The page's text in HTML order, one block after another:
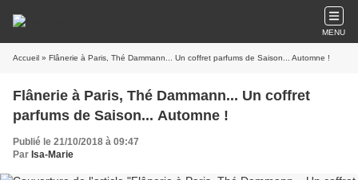
MENU
Accueil » Flânerie à Paris, Thé Dammann... Un coffret parfums de Saison... Automne !
Flânerie à Paris, Thé Dammann... Un coffret
parfums de Saison... Automne !
Publié le 21/10/2018 à 09:47
Par Isa-Marie